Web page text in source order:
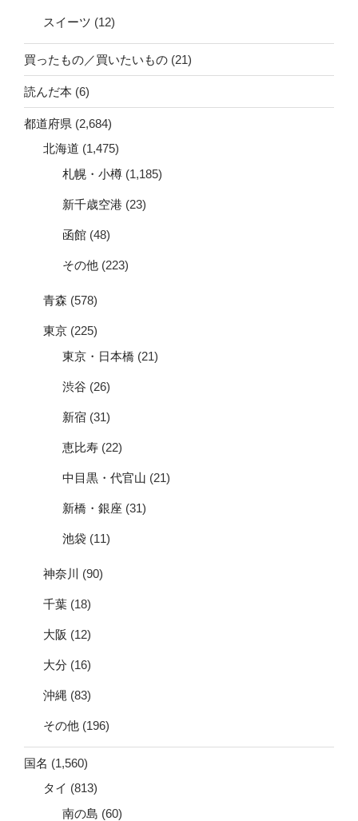
スイーツ (12)
買ったもの／買いたいもの (21)
読んだ本 (6)
都道府県 (2,684)
北海道 (1,475)
札幌・小樽 (1,185)
新千歳空港 (23)
函館 (48)
その他 (223)
青森 (578)
東京 (225)
東京・日本橋 (21)
渋谷 (26)
新宿 (31)
恵比寿 (22)
中目黒・代官山 (21)
新橋・銀座 (31)
池袋 (11)
神奈川 (90)
千葉 (18)
大阪 (12)
大分 (16)
沖縄 (83)
その他 (196)
国名 (1,560)
タイ (813)
南の島 (60)